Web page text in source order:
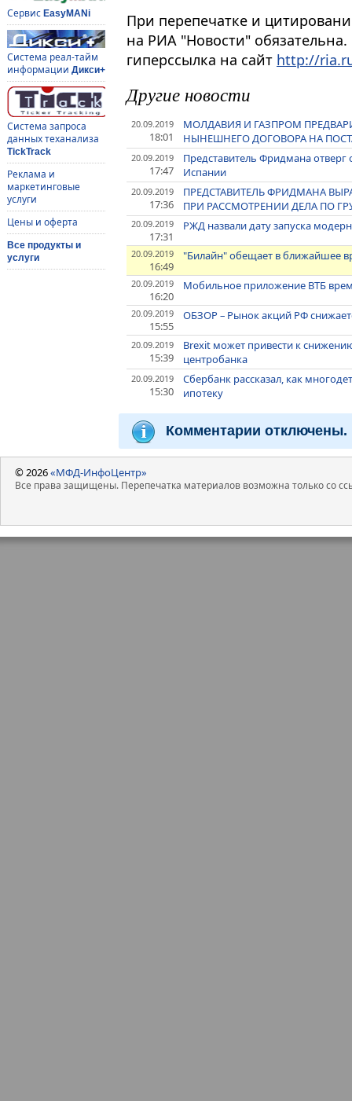
Сервис EasyMANi
Система реал-тайм
информации Дикси+
Система запроса
данных теханализа
TickTrack
Реклама и
маркетинговые
услуги
Цены и оферта
Все продукты и
услуги
При перепечатке и
на РИА "Новости"
гиперссылка на сайт http://
Другие новости
20.09.2019
18:01
МОЛДАВИЯ И ГАЗПРОМ
НЫНЕШНЕГО ДОГОВОРА НА
20.09.2019
17:47
Представитель Фридмана отверг
Испании
20.09.2019
17:36
ПРЕДСТАВИТЕЛЬ ФРИДМАНА
ПРИ РАССМОТРЕНИИ ДЕЛА ПО
20.09.2019
17:31
РЖД назвали дату запуска
20.09.2019
16:49
"Билайн" обещает в ближайшее
20.09.2019
16:20
Мобильное приложение ВТБ
20.09.2019
15:55
ОБЗОР – Рынок акций РФ
20.09.2019
15:39
Brexit может привести к
центробанка
20.09.2019
15:30
Сбербанк рассказал, как
ипотеку
Комментарии отключены.
© 2026«МФД-ИнфоЦентр»
Все права защищены. Перепечатка материалов возможна только со